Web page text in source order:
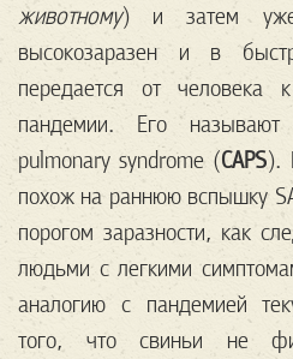
животному) и затем
высокозаразен и в
передается от человека
пандемии. Его называют
pulmonary syndrome (CAPS).
похож на раннюю вспышку
порогом заразности, как
людьми с легкими
аналогию с пандемией
того, что свиньи не